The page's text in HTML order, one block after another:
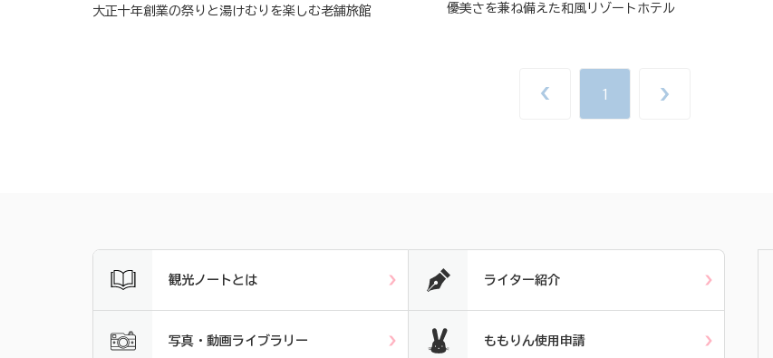
大正十年創業の祭りと湯けむりを楽しむ老舗旅館 優美さを兼ね備えた和風リゾートホテル
1
観光ノートとは
写真・動画ライブラリー
ライター紹介
ももりん使用申請